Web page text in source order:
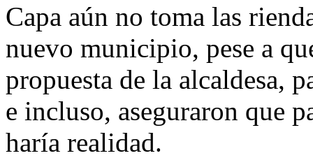
Capa aún no toma las
nuevo municipio, pese a
propuesta de la alcaldesa,
e incluso, aseguraron que
haría realidad.